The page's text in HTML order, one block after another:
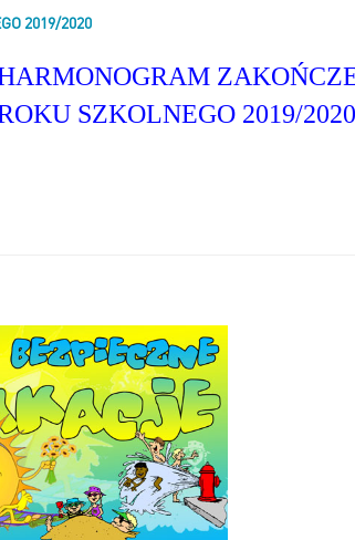
2019/2020
SZKOLNEGO 2019/2020